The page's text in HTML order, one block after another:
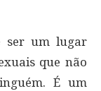
ser um lugar
que não
É um